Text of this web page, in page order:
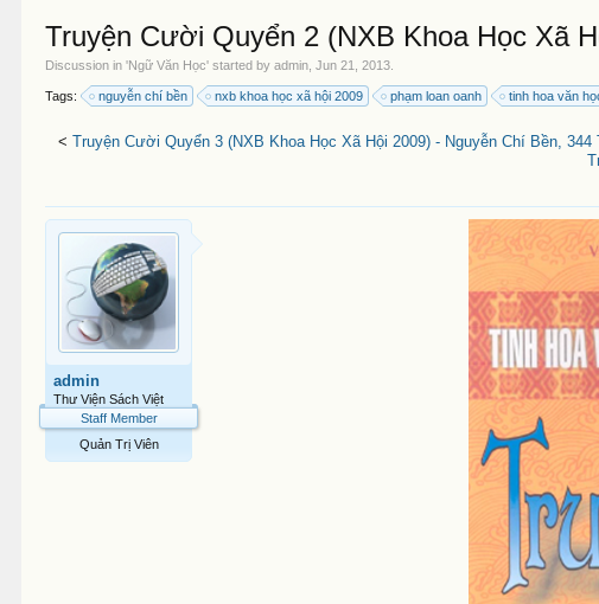
Truyện Cười Quyển 2 (NXB Khoa Học Xã
Discussion in 'Ngữ Văn Học' started byadmin ,Jun 21, 2013
Tags: nguyễn chí bền nxb khoa học xã hội 2009 phạm loan oanh tinh hoa văn
< Truyện Cười Quyển 3 (NXB Khoa Học Xã Hội 2009) - Nguyễn Chí Bền, 344
admin
Thư Viện Sách Việt
Staff Member
Quản Trị Viên